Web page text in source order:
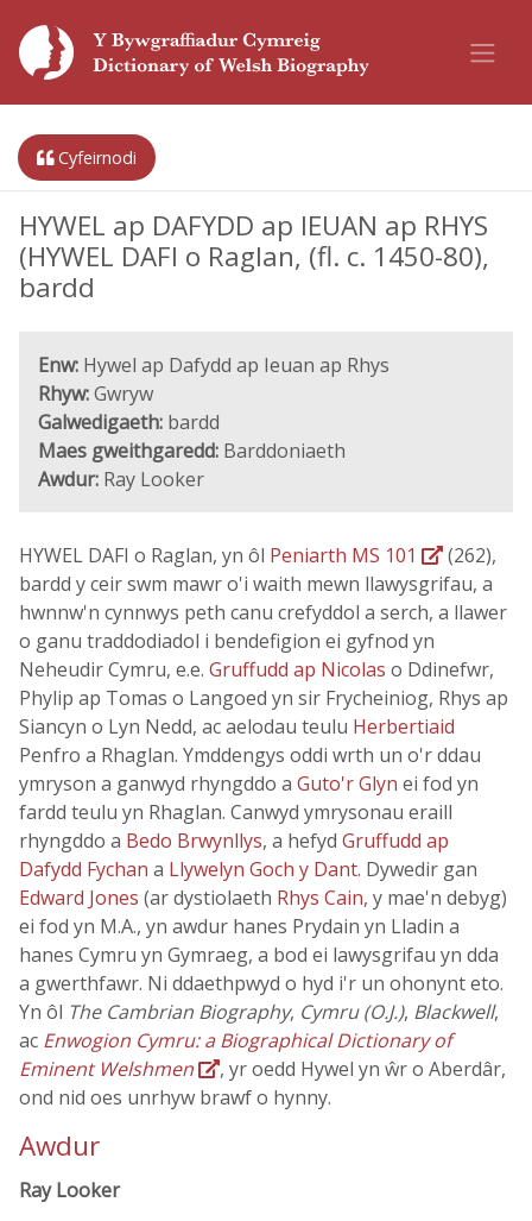
Cyfeirnodi
HYWEL ap DAFYDD ap IEUAN ap RHYS
(HYWEL DAFI o Raglan, (fl. c. 1450-80),
bardd
Enw: Hywel ap Dafydd ap Ieuan ap Rhys
Rhyw:Gwryw
Galwedigaeth: bardd
Maes gweithgaredd: Barddoniaeth
Awdur: Ray Looker
HYWEL DAFI o Raglan, yn ôl Peniarth MS 101
(262),
bardd y ceir swm mawr o'i waith mewn llawysgrifau, a
hwnnw'n cynnwys peth canu crefyddol a serch, a llawer
o ganu traddodiadol i bendefigion ei gyfnod yn
Neheudir Cymru, e.e. Gruffudd ap Nicolas o Ddinefwr,
Phylip ap Tomas o Langoed yn sir Frycheiniog, Rhys ap
Siancyn o Lyn Nedd, ac aelodau teulu Herbertiaid
Penfro a Rhaglan. Ymddengys oddi wrth un o'r ddau
ymryson a ganwyd rhyngddo a Guto'r Glyn ei fod yn
fardd teulu yn Rhaglan. Canwyd ymrysonau eraill
rhyngddo a Bedo Brwynllys, a hefyd Gruffudd ap
Dafydd Fychan a Llywelyn Goch y Dant. Dywedir gan
Edward Jones (ar dystiolaeth Rhys Cain, y mae'n debyg)
ei fod yn M.A., yn awdur hanes Prydain yn Lladin a
hanes Cymru yn Gymraeg, a bod ei lawysgrifau yn dda
a gwerthfawr. Ni ddaethpwyd o hyd i'r un ohonynt eto.
Yn ôl The Cambrian Biography, Cymru (O.J.), Blackwell,
ac Enwogion Cymru: a Biographical Dictionary of
Eminent Welshmen
, yr oedd Hywel yn ŵr o Aberdâr,
ond nid oes unrhyw brawf o hynny.
Awdur
Ray Looker